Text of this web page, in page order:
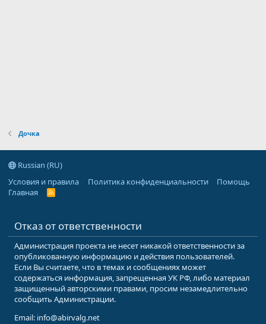
Дочка
Russian (RU)
Условия и правила
Политика конфиденциальности
Помощь
Главная
R
Отказ от ответственности
Администрация проекта не несет никакой ответственности за
опубликованную информацию и действия пользователей.
Если Вы считаете, что в темах и сообщениях может
содержаться информация, запрещенная УК РФ, либо материал
защищенный авторскими правами, просим незамедлительно
сообщить Администрации.
Email: info@abirvalg.net